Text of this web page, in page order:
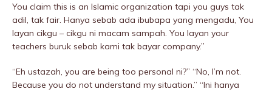
You claim this is an Islamic organization tapi you guys tak
adil, tak fair. Hanya sebab ada ibubapa yang mengadu, You
layan cikgu – cikgu ni macam sampah. You layan your
teachers buruk sebab kami tak bayar company.”
“Eh ustazah, you are being too personal ni?” “No, I’m not.
Because you do not understand my situation.” “Ini hanya